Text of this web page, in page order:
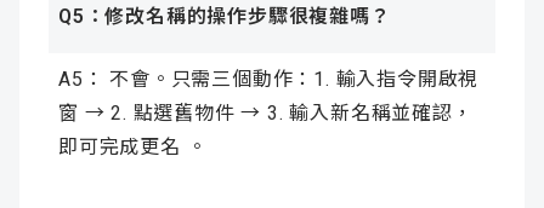
Q5：修改名稱的操作步驟很複雜嗎？
A5： 不會。只需三個動作：1. 輸入指令開啟視
窗 → 2. 點選舊物件 → 3. 輸入新名稱並確認，
即可完成更名 。